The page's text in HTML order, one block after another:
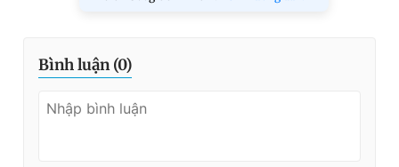
Bình luận (0)